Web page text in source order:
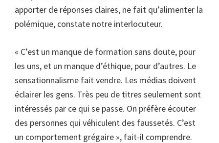
apporter de réponses claires, ne fait qu’alimenter la
polémique, constate notre interlocuteur.
« C’est un manque de formation sans doute, pour
les uns, et un manque d’éthique, pour d’autres. Le
sensationnalisme fait vendre. Les médias doivent
éclairer les gens. Très peu de titres seulement sont
intéressés par ce qui se passe. On préfère écouter
des personnes qui véhiculent des faussetés. C’est
un comportement grégaire », fait-il comprendre.